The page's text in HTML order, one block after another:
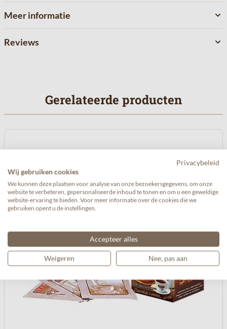
Meer informatie
Reviews
Gerelateerde producten
Privacybeleid
Wij gebruiken cookies
We kunnen deze plaatsen voor analyse van onze bezoekersgegevens, om onze
website te verbeteren, gepersonaliseerde inhoud te tonen en om u een geweldige
website-ervaring te bieden. Voor meer informatie over de cookies die we
gebruiken opent u de instellingen.
Accepteer alles
Weigeren Nee, pas aan